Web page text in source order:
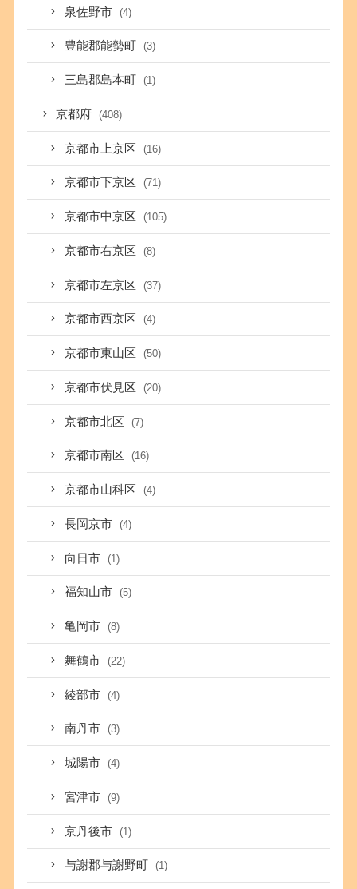
泉佐野市 (4)
豊能郡能勢町 (3)
三島郡島本町 (1)
京都府 (408)
京都市上京区 (16)
京都市下京区 (71)
京都市中京区 (105)
京都市右京区 (8)
京都市左京区 (37)
京都市西京区 (4)
京都市東山区 (50)
京都市伏見区 (20)
京都市北区 (7)
京都市南区 (16)
京都市山科区 (4)
長岡京市 (4)
向日市 (1)
福知山市 (5)
亀岡市 (8)
舞鶴市 (22)
綾部市 (4)
南丹市 (3)
城陽市 (4)
宮津市 (9)
京丹後市 (1)
与謝郡与謝野町 (1)